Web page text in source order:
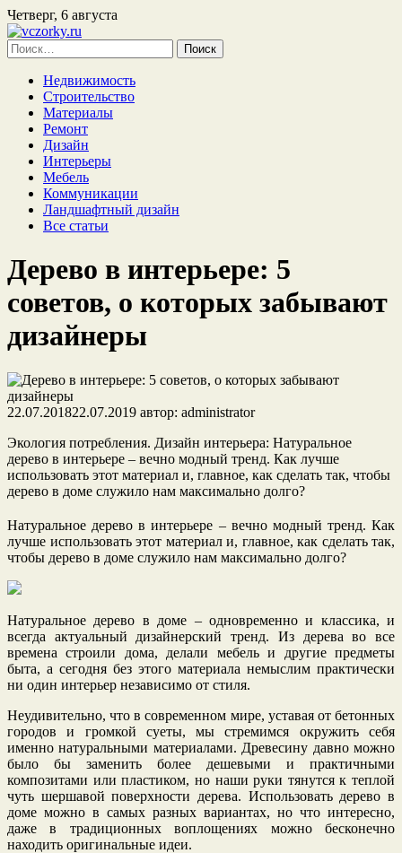
Четверг, 6 августа
Найти:
Недвижимость
Строительство
Материалы
Ремонт
Дизайн
Интерьеры
Мебель
Коммуникации
Ландшафтный дизайн
Все статьи
Дерево в интерьере: 5
советов, о которых забывают
дизайнеры
22.07.201822.07.2019 автор: administrator
Экология потребления. Дизайн интерьера: Натуральное
дерево в интерьере – вечно модный тренд. Как лучше
использовать этот материал и, главное, как сделать так, чтобы
дерево в доме служило нам максимально долго?
Натуральное дерево в интерьере – вечно модный тренд. Как
лучше использовать этот материал и, главное, как сделать так,
чтобы дерево в доме служило нам максимально долго?
Натуральное дерево в доме – одновременно и классика, и
всегда актуальный дизайнерский тренд. Из дерева во все
времена строили дома, делали мебель и другие предметы
быта, а сегодня без этого материала немыслим практически
ни один интерьер независимо от стиля.
Неудивительно, что в современном мире, уставая от бетонных
городов и громкой суеты, мы стремимся окружить себя
именно натуральными материалами. Древесину давно можно
было бы заменить более дешевыми и практичными
композитами или пластиком, но наши руки тянутся к теплой
чуть шершавой поверхности дерева. Использовать дерево в
доме можно в самых разных вариантах, но что интересно,
даже в традиционных воплощениях можно бесконечно
находить оригинальные идеи.